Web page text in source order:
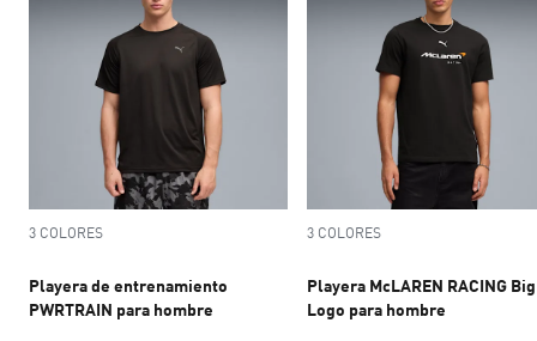
3 COLORES
Playera de entrenamiento
PWRTRAIN para hombre
3 COLORES
Playera McLAREN RACING Big
Logo para hombre